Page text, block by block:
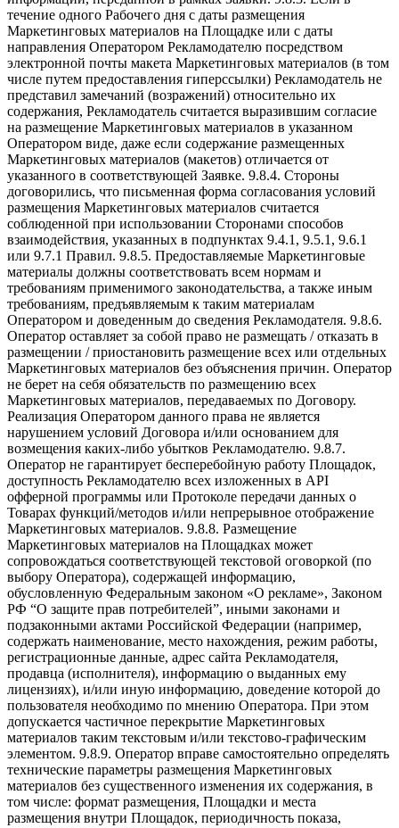
течение одного Рабочего дня с даты размещения
Маркетинговых материалов на Площадке или с даты
направления Оператором Рекламодателю посредством
электронной почты макета Маркетинговых материалов (в том
числе путем предоставления гиперссылки) Рекламодатель не
представил замечаний (возражений) относительно их
содержания, Рекламодатель считается выразившим согласие
на размещение Маркетинговых материалов в указанном
Оператором виде, даже если содержание размещенных
Маркетинговых материалов (макетов) отличается от
указанного в соответствующей Заявке. 9.8.4. Стороны
договорились, что письменная форма согласования условий
размещения Маркетинговых материалов считается
соблюденной при использовании Сторонами способов
взаимодействия, указанных в подпунктах 9.4.1, 9.5.1, 9.6.1
или 9.7.1 Правил. 9.8.5. Предоставляемые Маркетинговые
материалы должны соответствовать всем нормам и
требованиям применимого законодательства, а также иным
требованиям, предъявляемым к таким материалам
Оператором и доведенным до сведения Рекламодателя. 9.8.6.
Оператор оставляет за собой право не размещать / отказать в
размещении / приостановить размещение всех или отдельных
Маркетинговых материалов без объяснения причин. Оператор
не берет на себя обязательств по размещению всех
Маркетинговых материалов, передаваемых по Договору.
Реализация Оператором данного права не является
нарушением условий Договора и/или основанием для
возмещения каких-либо убытков Рекламодателю. 9.8.7.
Оператор не гарантирует бесперебойную работу Площадок,
доступность Рекламодателю всех изложенных в API
офферной программы или Протоколе передачи данных о
Товарах функций/методов и/или непрерывное отображение
Маркетинговых материалов. 9.8.8. Размещение
Маркетинговых материалов на Площадках может
сопровождаться соответствующей текстовой оговоркой (по
выбору Оператора), содержащей информацию,
обусловленную Федеральным законом «О рекламе», Законом
РФ “О защите прав потребителей”, иными законами и
подзаконными актами Российской Федерации (например,
содержать наименование, место нахождения, режим работы,
регистрационные данные, адрес сайта Рекламодателя,
продавца (исполнителя), информацию о выданных ему
лицензиях), и/или иную информацию, доведение которой до
пользователя необходимо по мнению Оператора. При этом
допускается частичное перекрытие Маркетинговых
материалов таким текстовым и/или текстово-графическим
элементом. 9.8.9. Оператор вправе самостоятельно определять
технические параметры размещения Маркетинговых
материалов без существенного изменения их содержания, в
том числе: формат размещения, Площадки и места
размещения внутри Площадок, периодичность показа,